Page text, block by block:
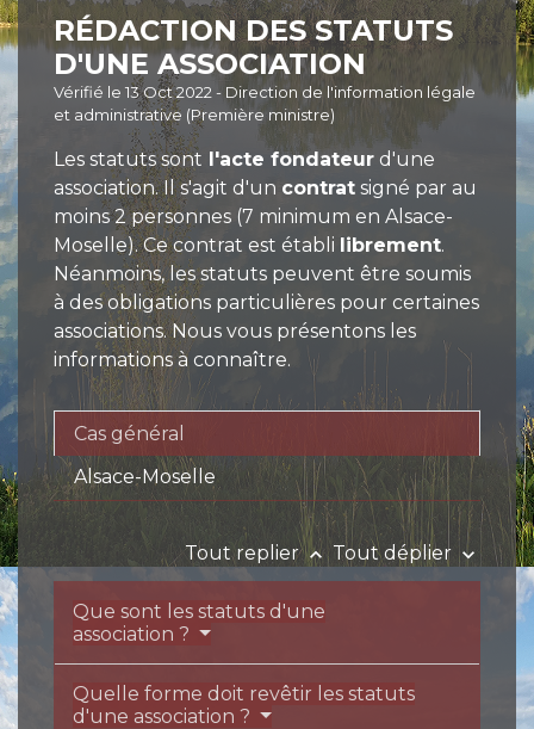
RÉDACTION DES STATUTS
D'UNE ASSOCIATION
Vérifié le 13 Oct 2022 - Direction de l'information légale
et administrative (Première ministre)
Les statuts sont l'acte fondateur d'une
association. Il s'agit d'un contrat signé par au
moins 2 personnes (7 minimum en Alsace-
Moselle). Ce contrat est établi librement.
Néanmoins, les statuts peuvent être soumis
à des obligations particulières pour certaines
associations. Nous vous présentons les
informations à connaître.
Cas général
Alsace-Moselle
Tout replierkeyboard_arrow_up Tout déplier keyboard_arrow_down
Que sont les statuts d'une
association ?
Quelle forme doit revêtir les statuts
d'une association ?